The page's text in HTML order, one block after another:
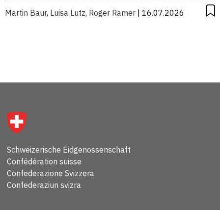
Martin Baur, Luisa Lutz, Roger Ramer | 16.07.2026
Schweizerische Eidgenossenschaft
Confédération suisse
Confederazione Svizzera
Confederaziun svizra